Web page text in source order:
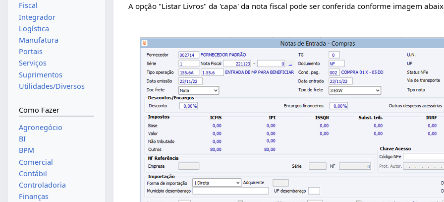
A opção "Listar Livros" da 'capa' da nota fiscal pode ser conferida conforme imagem
Fiscal
Integrador
Logística
Manufatura
Portais
Serviços
Suprimentos
Utilidades/Diversos
Como Fazer
Agronegócio
BI
BPM
Comercial
Contábil
Controladoria
Finanças